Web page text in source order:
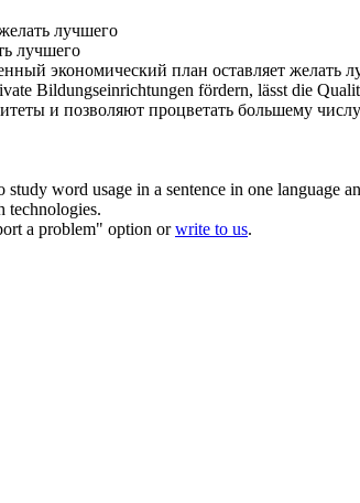
лучшего
лучшего
экономический план оставляет желать
Bildungseinrichtungen fördern, lässt die
и позволяют процветать большему
word usage in a sentence in one language
technologies.
a problem" option orwrite to us.